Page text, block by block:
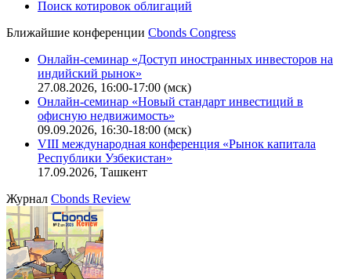
Поиск котировок облигаций
Ближайшие конференцииCbonds Congress
Онлайн-семинар «Доступ иностранных инвесторов на
индийский рынок»
27.08.2026, 16:00-17:00 (мск)
Онлайн-семинар «Новый стандарт инвестиций в
офисную недвижимость»
VIII международная конференция «Рынок капитала
Республики Узбекистан»
17.09.2026, Ташкент
ЖурналCbonds Review